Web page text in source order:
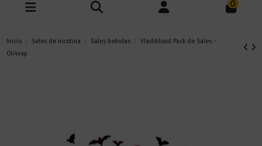
0
Inicio Sales de nicotina Sales bebidas
Vladiblood Pack de Sales -
Oil4vap